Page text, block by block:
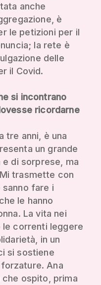
anche
è
le petizioni per il
la rete è
delle
il Covid.
si incontrano
ricordarne
tre anni, è una
un grande
di sorprese, ma
trasmette con
fare i
le hanno
La vita nei
le correnti leggere
in un
si sostiene
Ana
che ospito, prima